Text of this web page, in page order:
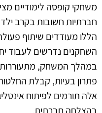
משחקי קופסה לימודיים
חברתיות חשובות בקרב
הללו מעודדים שיתוף
השחקנים נדרשים לעבוד
במהלך המשחק, מתעוררות
פתרון בעיות, קבלת
אלה תורמים לפיתוח